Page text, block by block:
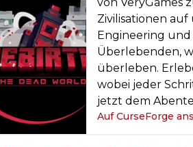
Zivilisationen
Engineering und
Überlebenden,
überleben.
wobei jeder
jetzt dem
Auf CurseForge